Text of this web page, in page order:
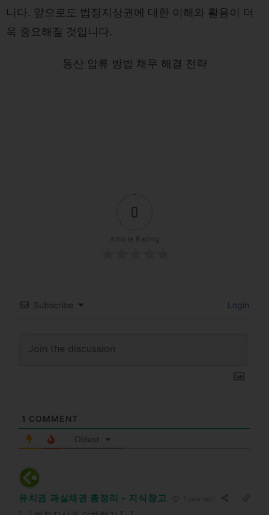
니다. 앞으로도 법정지상권에 대한 이해와 활용이 더
욱 중요해질 것입니다.
동산 압류 방법 채무 해결 전략
0
Article Rating
Subscribe Login
1 COMMENT
Oldest
유치권 과실채권 총정리 - 지식창고